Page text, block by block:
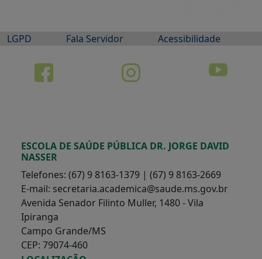
LGPD Fala Servidor Acessibilidade
ESCOLA DE SAÚDE PÚBLICA DR. JORGE DAVID
NASSER
Telefones: (67) 9 8163-1379 | (67) 9 8163-2669
E-mail: secretaria.academica@saude.ms.gov.br
Avenida Senador Filinto Muller, 1480 - Vila
Ipiranga
Campo Grande/MS
CEP: 79074-460